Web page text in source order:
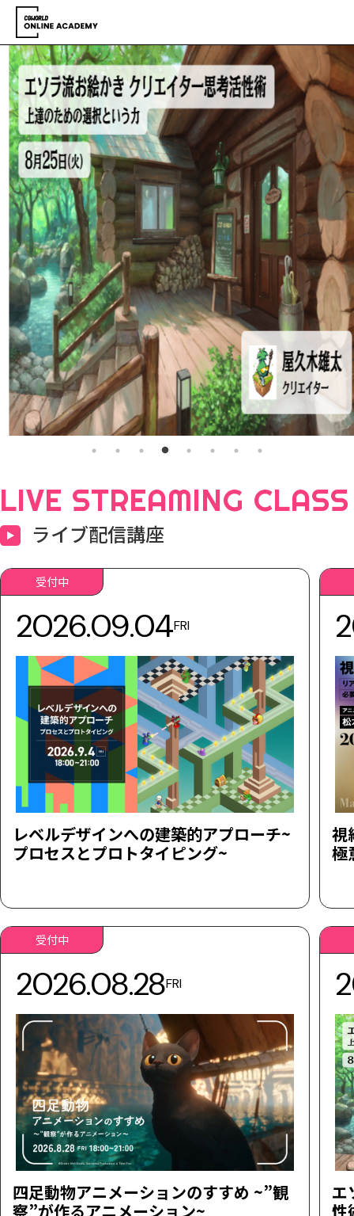
LIVE STREAMING CLASS
ライブ配信講座
受付中
2026.09.04FRI
レベルデザインへの建築的アプローチ~
プロセスとプロトタイピング~
視
極
受付中
2026.08.28FRI
四足動物アニメーションのすすめ ~”観
察”が作るアニメーション~
エ
性